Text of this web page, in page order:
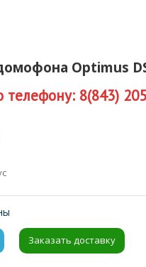
Optimus
телефону: 8(843)
Заказать доставку